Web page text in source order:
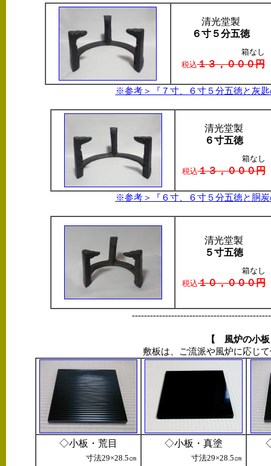
清光堂製
６寸５分五徳
箱なし
税込１３，０００円
※参考＞『７寸、６寸５分五徳と灰
清光堂製
６寸五徳
箱なし
税込１３，０００円
※参考＞『６寸、６寸５分五徳と胴
清光堂製
５寸五徳
箱なし
税込１０，０００円
【 風炉の小
敷板は、ご流派や風炉に応じ
◇小板・荒目
寸法29×28.5㎝
◇小板・真塗
寸法29×28.5㎝